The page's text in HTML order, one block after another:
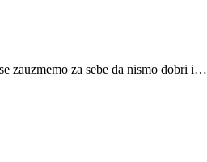
zauzmemo za sebe da nismo dobri i…